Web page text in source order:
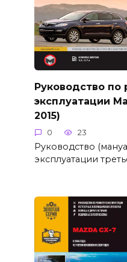
Руководство по
эксплуатации
2015)
0 23
Руководство
эксплуатации